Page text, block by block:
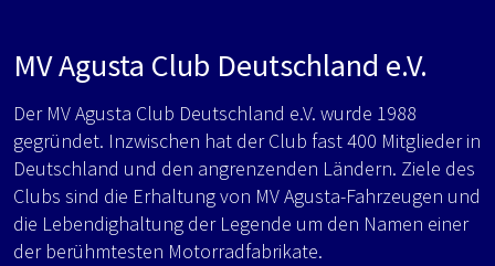
MV Agusta Club Deutschland e.V.
Der MV Agusta Club Deutschland e.V. wurde 1988
gegründet. Inzwischen hat der Club fast 400 Mitglieder in
Deutschland und den angrenzenden Ländern. Ziele des
Clubs sind die Erhaltung von MV Agusta-Fahrzeugen und
die Lebendighaltung der Legende um den Namen einer
der berühmtesten Motorradfabrikate.